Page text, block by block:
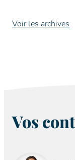
Voir les archives
Vos